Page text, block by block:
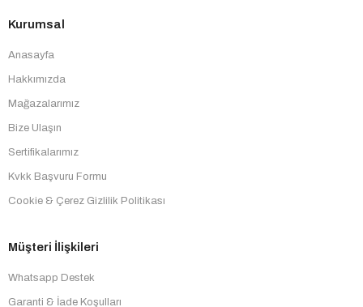
Kurumsal
Anasayfa
Hakkımızda
Mağazalarımız
Bize Ulaşın
Sertifikalarımız
Kvkk Başvuru Formu
Cookie & Çerez Gizlilik Politikası
Müşteri İlişkileri
Whatsapp Destek
Garanti & İade Koşulları